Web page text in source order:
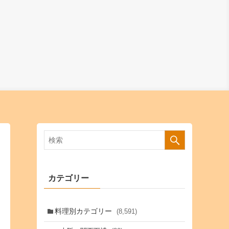
カテゴリー
料理別カテゴリー (8,591)